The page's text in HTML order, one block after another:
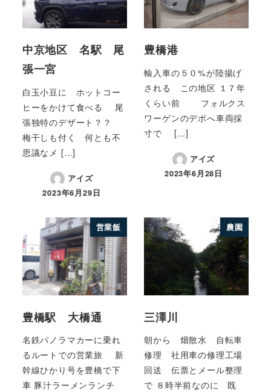
中京地区 名駅 尾
張一宮
白玉小豆に ホットコー
ヒーをかけて食べる 尾
張独特のデザート？？
梅干しも付く 何とも不
思議なメ […]
アイズ
2023年6月29日
豊橋港
輸入車の５０%が陸揚げ
される この地区 １７年
くらい前 フォルクス
ワーゲンのデポへ車両採
寸で […]
アイズ
2023年6月28日
営業飯
豊橋駅 大橋通
名鉄パノラマカーに乗れ
るルートでの営業旅 新
幹線ひかり号を豊橋で下
車 豚汁ラーメンランチ
農園
三澤川
朝から 畑散水 自転車
修理 社用車の修理工場
回送 伝票とメール整理
で ８時半前なのに 既